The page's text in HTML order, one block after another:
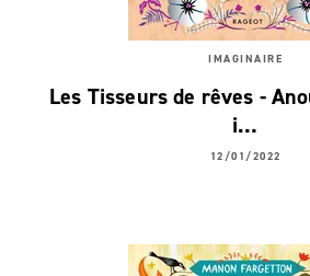
IMAGINAIRE
Les Tisseurs de rêves -
i…
12/01/2022